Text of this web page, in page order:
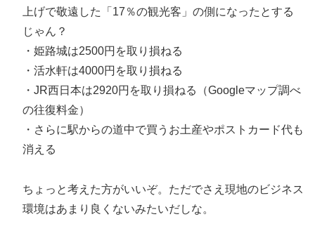
上げで敬遠した「17％の観光客」の側になったとする
じゃん？
・姫路城は2500円を取り損ねる
・活水軒は4000円を取り損ねる
・JR西日本は2920円を取り損ねる（Googleマップ調べ
の往復料金）
・さらに駅からの道中で買うお土産やポストカード代も
消える
ちょっと考えた方がいいぞ。ただでさえ現地のビジネス
環境はあまり良くないみたいだしな。